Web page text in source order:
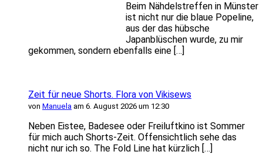
Beim Nähdelstreffen in Münster
ist nicht nur die blaue Popeline,
aus der das hübsche
Japanblüschen wurde, zu mir
gekommen, sondern ebenfalls eine […]
Zeit für neue Shorts. Flora von Vikisews
von Manuela am 6. August 2026 um 12:30
Neben Eistee, Badesee oder Freiluftkino ist Sommer
für mich auch Shorts-Zeit. Offensichtlich sehe das
nicht nur ich so. The Fold Line hat kürzlich […]